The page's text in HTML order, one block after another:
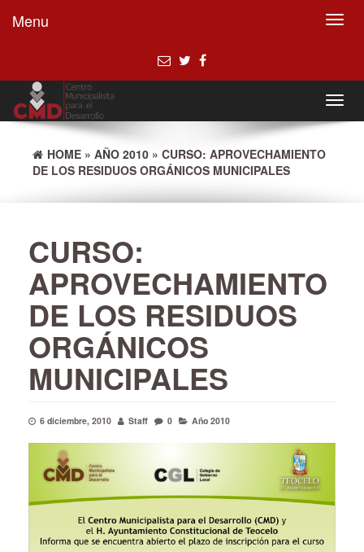
Menu
HOME » AÑO 2010 » CURSO: APROVECHAMIENTO
DE LOS RESIDUOS ORGÁNICOS MUNICIPALES
CURSO:
APROVECHAMIENTO
DE LOS RESIDUOS
ORGÁNICOS
MUNICIPALES
6 diciembre, 2010 Staff 0 Año 2010